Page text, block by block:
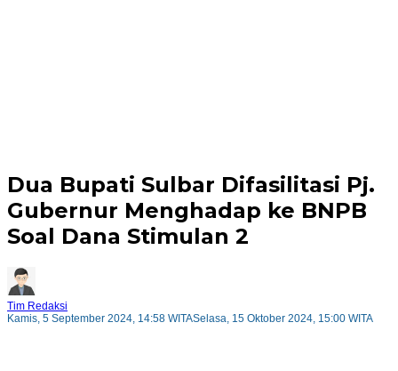
Dua Bupati Sulbar Difasilitasi Pj.
Gubernur Menghadap ke BNPB
Soal Dana Stimulan 2
Tim Redaksi
Kamis, 5 September 2024, 14:58 WITASelasa, 15 Oktober 2024, 15:00 WITA